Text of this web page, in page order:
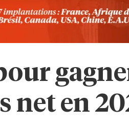
net en